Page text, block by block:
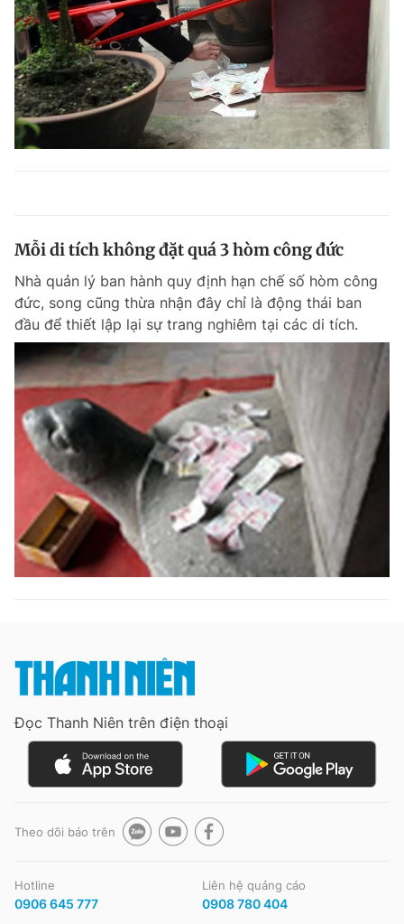
Mỗi di tích không đặt quá 3 hòm công đức
Nhà quản lý ban hành quy định hạn chế số hòm công
đức, song cũng thừa nhận đây chỉ là động thái ban
đầu để thiết lập lại sự trang nghiêm tại các di tích.
Đọc Thanh Niên trên điện thoại
Theo dõi báo trên
Hotline
0906 645 777
Liên hệ quảng cáo
0908 780 404